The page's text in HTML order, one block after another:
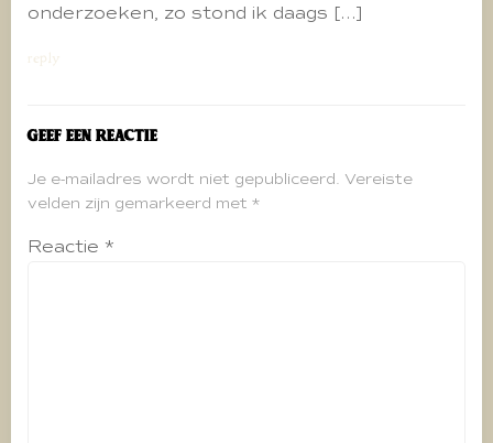
onderzoeken, zo stond ik daags […]
reply
Geef een reactie
Je e-mailadres wordt niet gepubliceerd. Vereiste
velden zijn gemarkeerd met *
Reactie *